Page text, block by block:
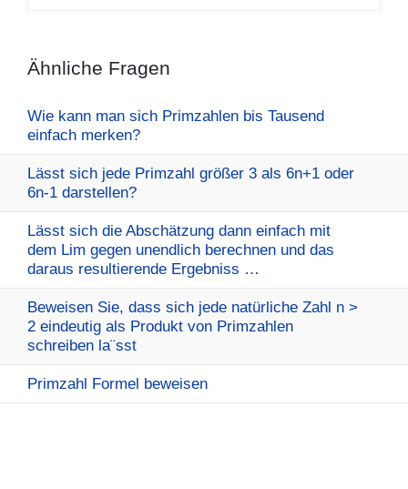
Ähnliche Fragen
Wie kann man sich Primzahlen bis Tausend
einfach merken?
Lässt sich jede Primzahl größer 3 als 6n+1 oder
6n-1 darstellen?
Lässt sich die Abschätzung dann einfach mit
dem Lim gegen unendlich berechnen und das
daraus resultierende Ergebniss …
Beweisen Sie, dass sich jede natürliche Zahl n >
2 eindeutig als Produkt von Primzahlen
schreiben la¨sst
Primzahl Formel beweisen